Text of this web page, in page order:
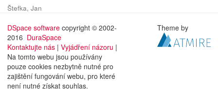
Štefka, Jan
DSpace software copyright © 2002-
2016 DuraSpace
Kontaktujte nás | Vyjádření názoru |
Na tomto webu jsou používány
pouze cookies nezbytně nutné pro
zajištění fungování webu, pro které
není nutné získat souhlas.
Theme by